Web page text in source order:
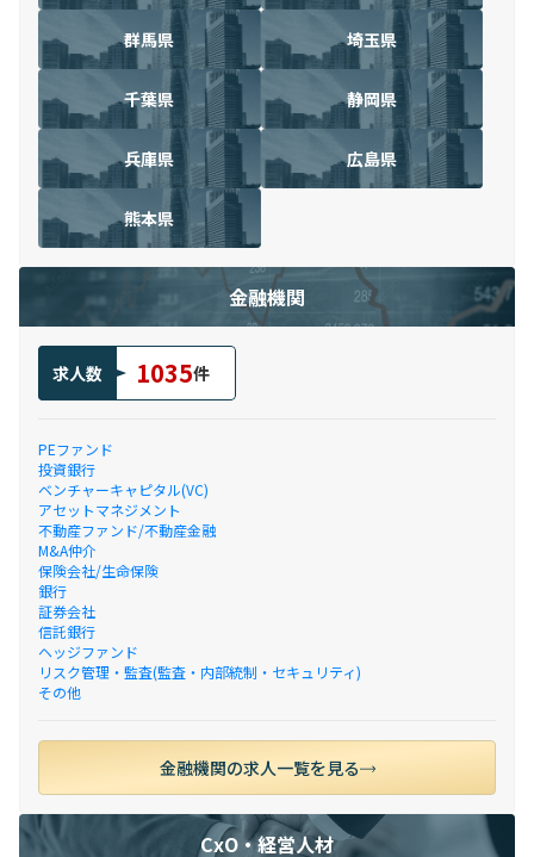
群馬県 埼玉県
千葉県 静岡県
兵庫県 広島県
熊本県
金融機関
求人数 1035件
PEファンド
投資銀行
ベンチャーキャピタル(VC)
アセットマネジメント
不動産ファンド/不動産金融
M&A仲介
保険会社/生命保険
銀行
証券会社
信託銀行
ヘッジファンド
リスク管理・監査(監査・内部統制・セキュリティ)
その他
金融機関の求人一覧を見る
CxO・経営人材